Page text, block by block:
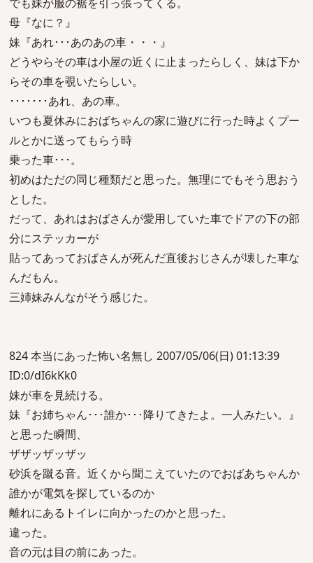
母『なに？』
妹『あれ･･･あのあの車・・・』
どうやらその車は小屋の近くに止まったらしく、妹は下か
らその車を覗いたらしい。
･･･････あれ、あの車。
いつも夏休みにおばちゃんの家に遊びに行った時よくプー
ルとかに送ってもらう時
乗った車･･･。
初めはただの同じ種類だと思った。無理にでもそう思おう
とした。
だって、あれはおばさんが愛用していた車でドアの下の部
分にステッカーが
貼ってあっておばさんが死んだ直後おじさんが壊した車な
んだもん。
三姉妹みんながそう感じた。
824 本当にあった怖い名無し 2007/05/06(日) 01:13:39
ID:0/dI6kKk0
妹が車を見続ける。
妹『お姉ちゃん･･･誰か･･･降りてきたよ。一人みたい。』
と思った瞬間、
ザザッザッザッ
砂浜を蹴る音。近くから聞こえていたのでおばあちゃんか
誰かが電気を探しているのか
離れにあるトイレに向かったのかと思った。
違った。
音の元は目の前にあった。